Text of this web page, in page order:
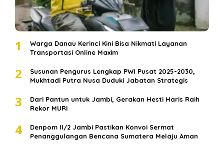
1
Warga Danau Kerinci Kini Bisa Nikmati Layanan
Transportasi Online Maxim
2
Susunan Pengurus Lengkap PWI Pusat 2025-2030,
Mukhtadi Putra Nusa Duduki Jabatan Strategis
3
Dari Pantun untuk Jambi, Gerakan Hesti Haris Raih
Rekor MURI
4
Denpom II/2 Jambi Pastikan Konvoi Sermat
Penanggulangan Bencana Sumatera Melaju Aman